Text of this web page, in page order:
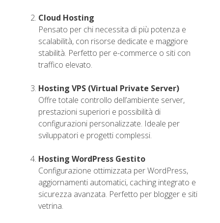
Cloud Hosting
Pensato per chi necessita di più potenza e
scalabilità, con risorse dedicate e maggiore
stabilità. Perfetto per e-commerce o siti con
traffico elevato.
Hosting VPS (Virtual Private Server)
Offre totale controllo dell’ambiente server,
prestazioni superiori e possibilità di
configurazioni personalizzate. Ideale per
sviluppatori e progetti complessi.
Hosting WordPress Gestito
Configurazione ottimizzata per WordPress,
aggiornamenti automatici, caching integrato e
sicurezza avanzata. Perfetto per blogger e siti
vetrina.